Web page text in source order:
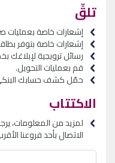
تلقِّ
إشعاراتخاصة بعمليات
إشعاراتخاصة بتوفر
رسائلترويجية
قم بعمليات التحويل.
حمّلكشف حسابك
الاكتتاب
لمزيد من المعلومات،
الاتصال بأحد فروعنا